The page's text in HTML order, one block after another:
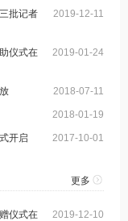
批记者
2019-12-11
仪式在
2019-01-24
2018-07-11
2018-01-19
开启 2017-10-01
更多
仪式在
2019-12-10